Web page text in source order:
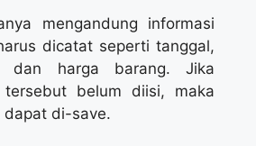
mengandung informasi
dicatat seperti tanggal,
dan harga barang. Jika
belum diisi, maka
di-save.